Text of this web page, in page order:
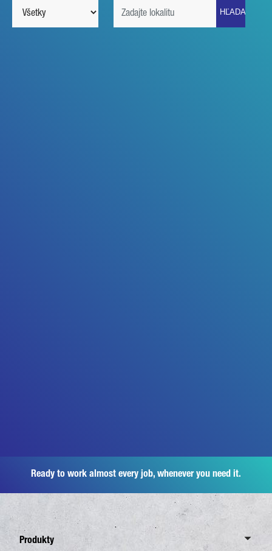
Ready to work almost every job, whenever you need it.
Produkty